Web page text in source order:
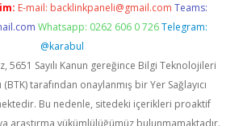
E-mail: backlinkpaneli@gmail.com Teams:
Whatsapp: 0262 606 0 726 Telegram:
@karabul
5651 Sayılı Kanun gereğince Bilgi Teknolojileri
tarafından onaylanmış bir Yer Sağlayıcı
Bu nedenle, sitedeki içerikleri proaktif
araştırma yükümlülüğümüz bulunmamaktadır.